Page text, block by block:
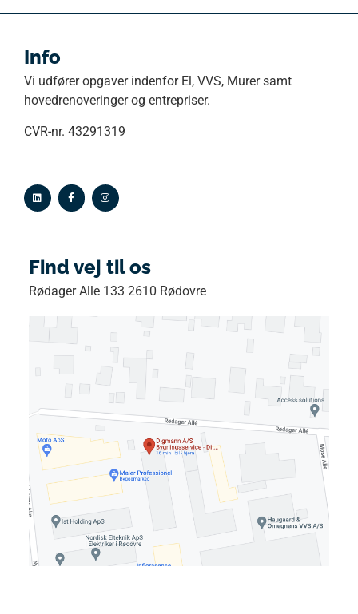
Info
Vi udfører opgaver indenfor El, VVS, Murer samt
hovedrenoveringer og entrepriser.
CVR-nr. 43291319
Find vej til os
Rødager Alle 133 2610 Rødovre